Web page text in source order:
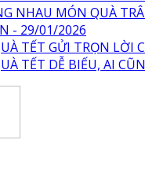
NHAU MÓN QUÀ
- 29/01/2026
TẾT GỬI TRỌN LỜI
TẾT DỄ BIẾU, AI